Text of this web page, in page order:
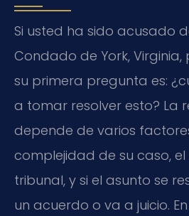
Si usted ha sido acusado
Condado de York,
su primera pregunta es:
a tomar resolver esto? La
depende de varios
complejidad de su caso,
tribunal, y si el asunto se
un acuerdo o va a juicio.